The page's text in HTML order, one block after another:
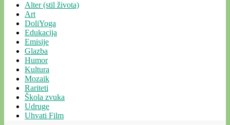
Alter (stil života)
Art
DoliYoga
Edukacija
Emisije
Glazba
Humor
Kultura
Mozaik
Rariteti
Škola zvuka
Udruge
Uhvati Film